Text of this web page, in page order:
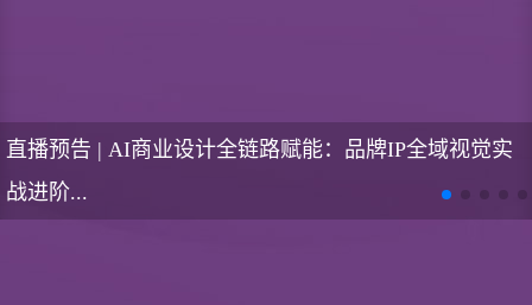
预告 | 歌剧《费加罗的婚礼》 即将上演！